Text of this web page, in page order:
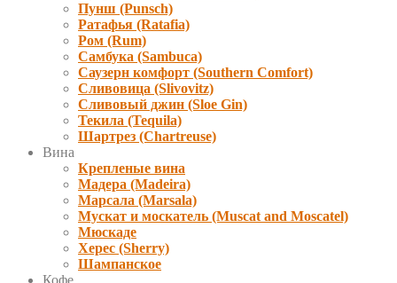
Пунш (Punsch)
Ратафья (Ratafia)
Ром (Rum)
Самбука (Sambuca)
Саузерн комфорт (Southern Comfort)
Сливовица (Slivovitz)
Сливовый джин (Sloe Gin)
Текила (Tequila)
Шартрез (Chartreuse)
Вина
Крепленые вина
Мадера (Madeira)
Марсала (Marsala)
Мускат и москатель (Muscat and Moscatel)
Мюскаде
Херес (Sherry)
Шампанское